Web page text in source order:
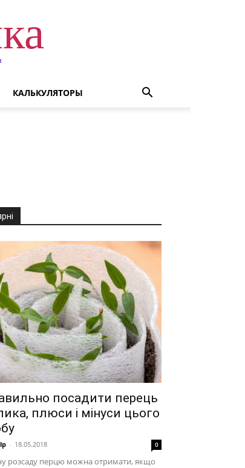
КАЛЬКУЛЯТОРЫ
посадити перець
плюси і мінуси цього
- 18.05.2018 0
розсаду перцю можна отримати, якщо